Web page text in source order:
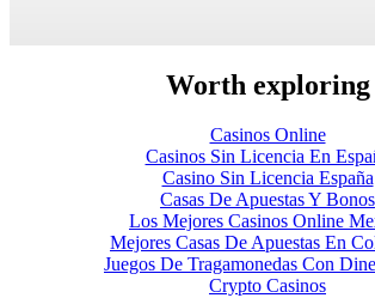
Worth exploring
Casinos Online
Casinos Sin Licencia En
Casino Sin Licencia España
Casas De Apuestas Y Bonos
Los Mejores Casinos Online
Mejores Casas De Apuestas En
Juegos De Tragamonedas Con
Crypto Casinos